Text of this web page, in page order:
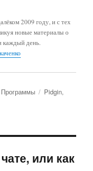
2009 году, и с тех
новые материалы о
каждый день.
Рубрики
Программы Метки
Pidgin,
или как